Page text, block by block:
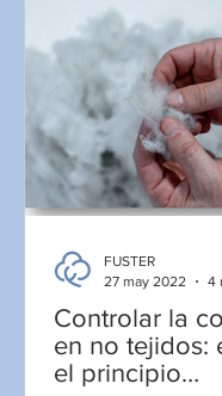
Controlar la
en no tejidos:
el principio…
FUSTER
27 may 2022
4